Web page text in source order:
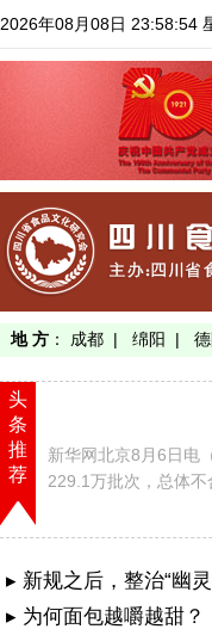
2026年08月08日 23:58:55
地 方 ： 成都 | 绵阳 |
头
条
推
荐
新华网北京8月6日电
229.1万批次，总体不
【了解详情】
▸ 新规之后，整治“幽
▸ 为何面包越嚼越甜？